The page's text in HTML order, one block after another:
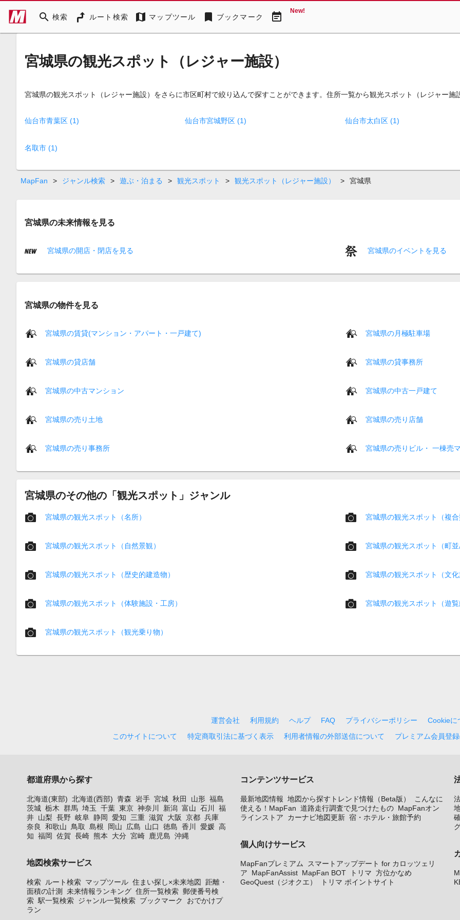
search 検索 ルート検索 map マップツール bookmark ブックマーク event_note New!
宮城県の観光スポット（レジャー施設）
宮城県の観光スポット（レジャー施設）をさらに市区町村で絞り込んで探すことができます。住所一覧から観光スポット（レジャー施
仙台市青葉区 (1) 仙台市宮城野区 (1) 仙台市太白区 (1)
名取市 (1)
MapFan > ジャンル検索 > 遊ぶ・泊まる > 観光スポット > 観光スポット（レジャー施設） > 宮城県
宮城県の未来情報を見る
宮城県の開店・閉店を見る 宮城県のイベントを見る
宮城県の物件を見る
宮城県の賃貸(マンション・アパート・一戸建て) 宮城県の月極駐車場
宮城県の貸店舗 宮城県の貸事務所
宮城県の中古マンション 宮城県の中古一戸建て
宮城県の売り土地 宮城県の売り店舗
宮城県の売り事務所 宮城県の売りビル・ 一棟売
宮城県のその他の「観光スポット」ジャンル
宮城県の観光スポット（名所） 宮城県の観光スポット（複合
宮城県の観光スポット（自然景観） 宮城県の観光スポット（町並
宮城県の観光スポット（歴史的建造物） 宮城県の観光スポット（文化
宮城県の観光スポット（体験施設・工房） 宮城県の観光スポット（遊覧
宮城県の観光スポット（観光乗り物）
運営会社 利用規約 ヘルプ FAQ プライバシーポリシー
Cookieに
このサイトについて
特定商取引法に基づく表示 利用者情報の外部送信について プレミアム会員登
都道府県から探す
北海道(東部) 北海道(西部) 青森 岩手 宮城 秋田 山形 福島
茨城 栃木 群馬 埼玉 千葉 東京 神奈川 新潟 富山 石川
福
井 山梨 長野 岐阜 静岡 愛知 三重 滋賀 大阪 京都 兵庫
奈良
和歌山 鳥取 島根 岡山 広島 山口 徳島 香川 愛媛 高
知 福岡 佐賀 長崎 熊本 大分 宮崎 鹿児島 沖縄
地図検索サービス
検索 ルート検索 マップツール 住まい探し×未来地図
距離・
面積の計測 未来情報ランキング 住所一覧検索 郵便番号検
索 駅一覧検索 ジャンル一覧検索 ブックマーク
おでかけプ
ラン
コンテンツサービス
最新地図情報 地図から探すトレンド情報（Beta版）
こんなに
使える！MapFan 道路走行調査で見つけたもの MapFanオン
ラインストア
カーナビ地図更新 宿・ホテル・旅館予約
個人向けサービス
MapFanプレミアム
スマートアップデート for カロッツェリ
ア
MapFanAssist MapFan BOT トリマ 方位かなめ
GeoQuest（ジオクエ）
トリマ ポイントサイト